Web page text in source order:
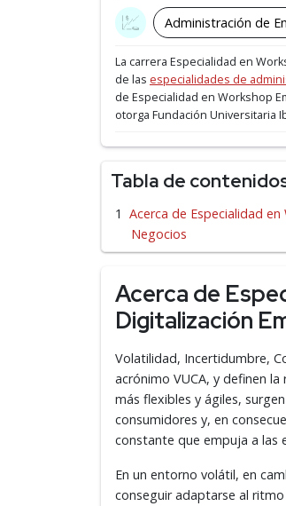
Administración de
La carrera Especialidad en
de las especialidades de
de Especialidad en Workshop
otorga Fundación Universitaria
Tabla de
Acerca de Especialidad
Negocios
Acerca de
Digitalización
Volatilidad, Incertidumbre,
acrónimo VUCA, y definen
más flexibles y ágiles,
consumidores y, en
constante que empuja a las
En un entorno volátil, en
conseguir adaptarse al